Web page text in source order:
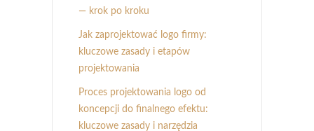
— krok po kroku
Jak zaprojektować logo firmy:
kluczowe zasady i etapów
projektowania
Proces projektowania logo od
koncepcji do finalnego efektu:
kluczowe zasady i narzędzia